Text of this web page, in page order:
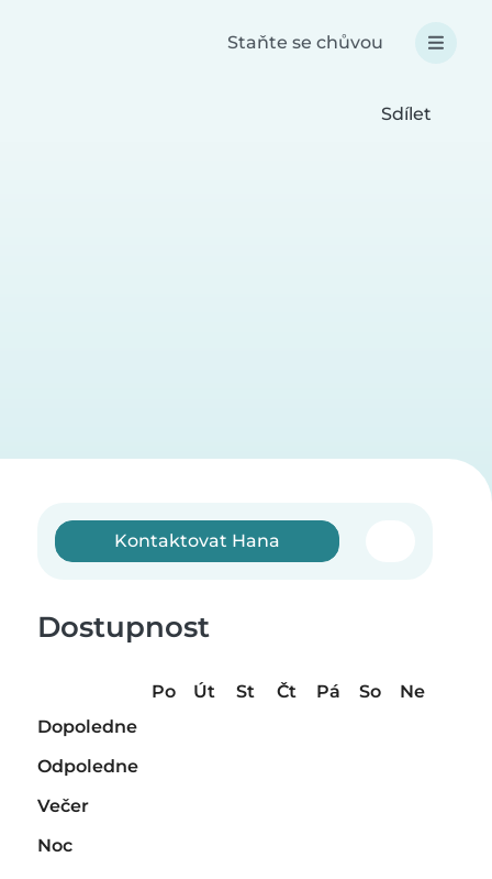
Staňte se chůvou
Sdílet
Kontaktovat Hana
Dostupnost
Po Út St Čt Pá So
Ne
Dopoledne
Odpoledne
Večer
Noc